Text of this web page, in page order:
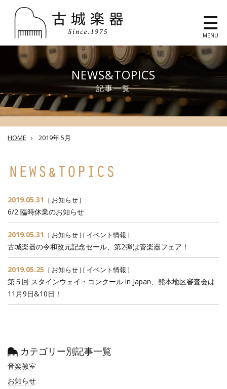
MENU
NEWS&TOPICS
記事一覧
HOME › 2019年 5月
2019.05.31 [ お知らせ]
6/2 臨時休業のお知らせ
2019.05.31 [ お知らせ] [ イベント情報 ]
古城楽器の令和改元記念セール、第2弾は管楽器フェア！
2019.05.25 [ お知らせ] [ イベント情報 ]
第５回 スタインウェイ・コンクール in Japan、熊本地区審査会は
11月9日&10日！
カテゴリー別記事一覧
音楽教室
お知らせ